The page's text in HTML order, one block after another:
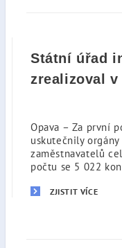
Státní úřad
zrealizoval v
Opava – Za první
uskutečnily
zaměstnavatelů
počtu se 5 022
ZJISTIT VÍCE